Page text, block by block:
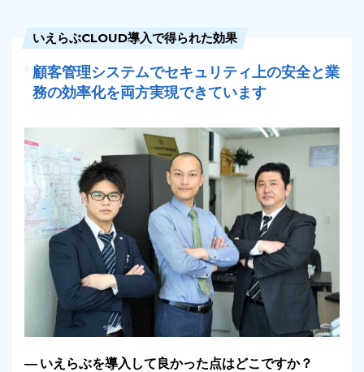
いえらぶCLOUD導入で得られた効果
顧客管理システムでセキュリティ上の安全と業
務の効率化を両方実現できています
いえらぶを導入して良かった点はどこですか？